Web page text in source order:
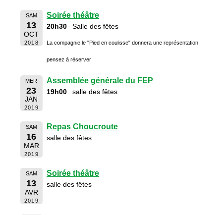
SAM
13
OCT
2018
Soirée théâtre
20h30 Salle des fêtes
La compagnie le "Pied en coulisse" donnera une représentation
pensez à réserver
MER
23
JAN
2019
Assemblée générale du FEP
19h00 salle des fêtes
SAM
16
MAR
2019
Repas Choucroute
salle des fêtes
SAM
13
AVR
2019
Soirée théâtre
salle des fêtes